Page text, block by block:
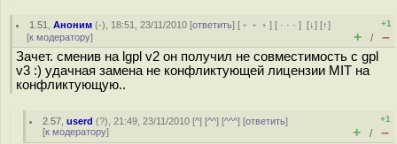
1.51 ,Аноним (-), 18:51, 23/11/2010 [ответить] [ ﹢﹢﹢] [ · · ·][↓] [↑]
[к модератору]
+1
+ / –
Зачет. сменив на lgpl v2 он получил не совместимость с gpl
v3 :) удачная замена не конфликтующей лицензии MIT на
конфликтующую..
2.57 ,userd (?), 21:49, 23/11/2010 [^] [^^] [^^^] [ответить]
[к модератору]
+1
+ / –